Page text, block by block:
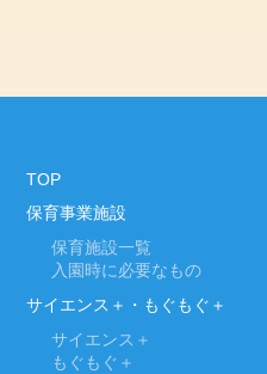
TOP
保育事業施設
保育施設一覧
入園時に必要なもの
サイエンス＋・もぐもぐ＋
サイエンス＋
もぐもぐ＋